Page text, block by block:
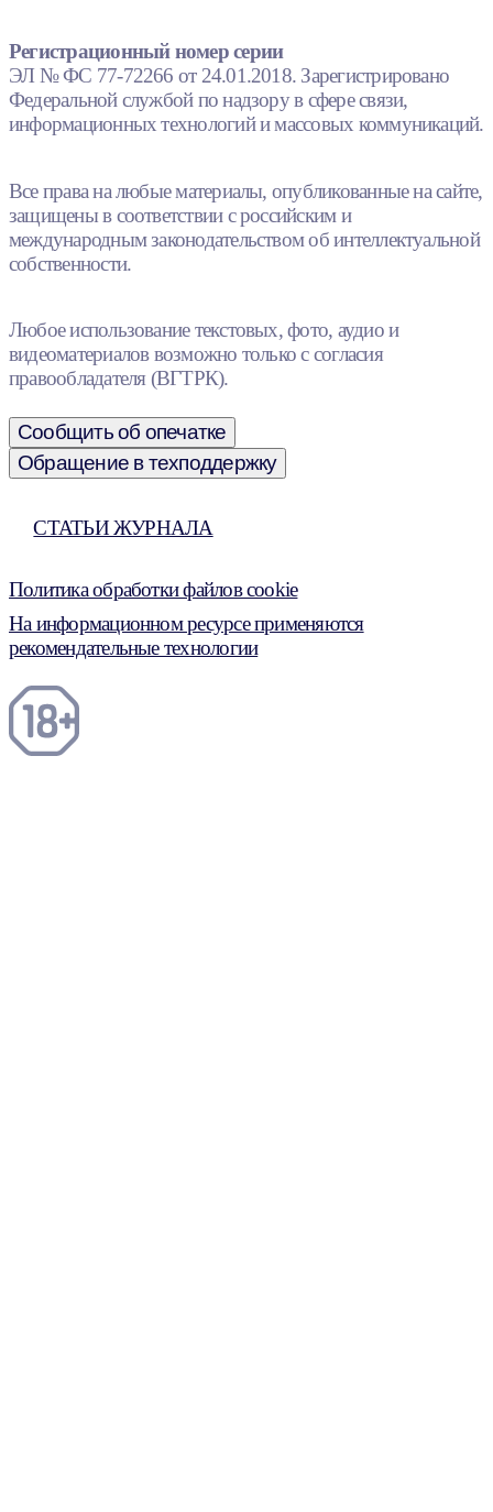
Регистрационный номер серии
ЭЛ № ФС 77-72266 от 24.01.2018. Зарегистрировано
Федеральной службой по надзору в сфере связи,
информационных технологий и массовых коммуникаций.
Все права на любые материалы, опубликованные на сайте,
защищены в соответствии с российским и
международным законодательством об интеллектуальной
собственности.
Любое использование текстовых, фото, аудио и
видеоматериалов возможно только с согласия
правообладателя (ВГТРК).
Сообщить об опечатке
Обращение в техподдержку
СТАТЬИ ЖУРНАЛА
Политика обработки файлов cookie
На информационном ресурсе применяются
рекомендательные технологии